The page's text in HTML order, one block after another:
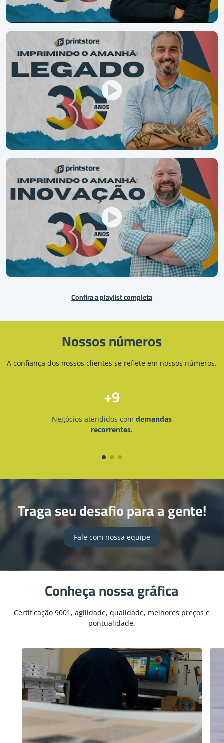
Confira a playlist completa
Nossos números
A confiança dos nossos clientes se reflete em nossos números.
12
Negócios atendidos com demandas
recorrentes.
Traga seu desafio para a gente!
Fale com nossa equipe
Conheça nossa gráfica
Certificação 9001, agilidade, qualidade, melhores preços e
pontualidade.